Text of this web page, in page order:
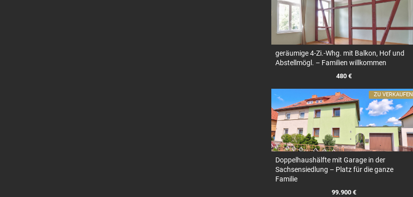
geräumige 4-Zi.-Whg. mit Balkon, Hof und
Abstellmögl. – Familien willkommen
480 €
Doppelhaushälfte mit Garage in der
Sachsensiedlung – Platz für die ganze
Familie
99.900 €
ZU VERKAUFEN